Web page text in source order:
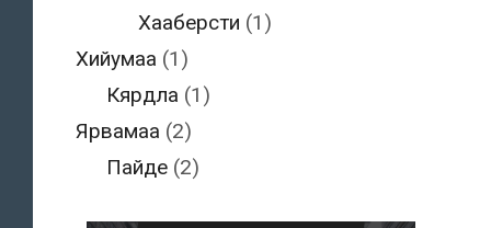
Хааберсти (1)
Хийумаа (1)
Кярдла (1)
Ярвамаа (2)
Пайде (2)